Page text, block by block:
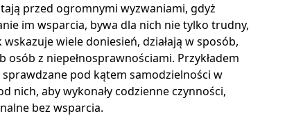
przed ogromnymi wyzwaniami, gdyż
im wsparcia, bywa dla nich nie tylko trudny,
wiele doniesień, działają w sposób,
z niepełnosprawnościami. Przykładem
pod kątem samodzielności w
nich, aby wykonały codzienne czynności,
bez wsparcia.